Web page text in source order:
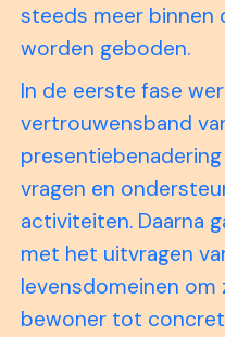
steeds meer binnen
worden geboden.
In de eerste fase
vertrouwensband
vragen en
activiteiten. Daarna
met het uitvragen
levensdomeinen om
bewoner tot